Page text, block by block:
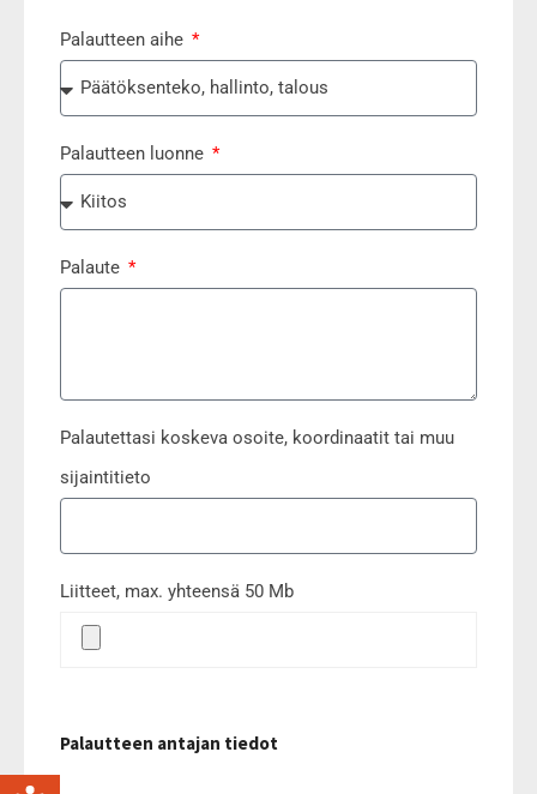
Palautteen aihe
Palautteen luonne
Palaute
Palautettasi koskeva osoite, koordinaatit tai muu
sijaintitieto
Liitteet, max. yhteensä 50 Mb
Palautteen antajan tiedot